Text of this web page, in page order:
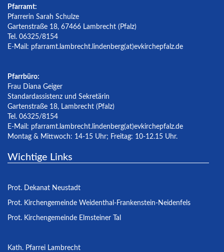
Pfarramt:
Pfarrerin Sarah Schulze
Gartenstraße 18, 67466 Lambrecht (Pfalz)
Tel. 06325/8154
E-Mail: pfarramt.lambrecht.lindenberg(at)evkirchepfalz.de
Pfarrbüro:
Frau Diana Geiger
Standardassistenz und Sekretärin
Gartenstraße 18, Lambrecht (Pfalz)
Tel. 06325/8154
E-Mail: pfarramt.lambrecht.lindenberg(at)evkirchepfalz.de
Montag & Mittwoch: 14-15 Uhr; Freitag: 10-12.15 Uhr.
Wichtige Links
Prot. Dekanat Neustadt
Prot. Kirchengemeinde Weidenthal-Frankenstein-Neidenfels
Prot. Kirchengemeinde Elmsteiner Tal
Kath. Pfarrei Lambrecht